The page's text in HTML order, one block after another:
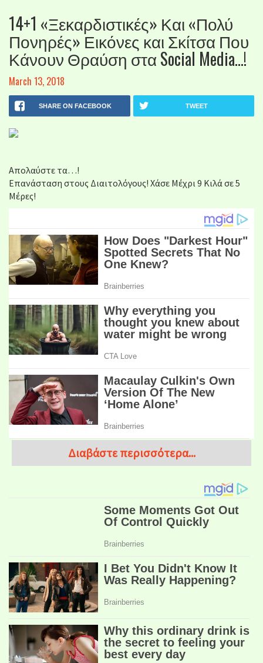
14+1 «Ξεκαρδιστικές» Και «Πολύ
Πονηρές» Εικόνες και Σκίτσα Που
Κάνουν Θραύση στα Social Media…!
March 13, 2018
SHARE ON FACEBOOK TWEET
Απολαύστε τα…!
Επανάσταση στους Διαιτολόγους! Χάσε Μέχρι 9 Κιλά σε 5
Μέρες!
Διαβάστε περισσότερα...